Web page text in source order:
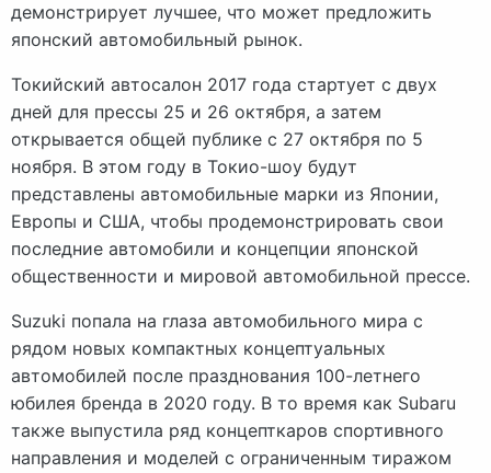
демонстрирует лучшее, что может предложить
японский автомобильный рынок.
Токийский автосалон 2017 года стартует с двух
дней для прессы 25 и 26 октября, а затем
открывается общей публике с 27 октября по 5
ноября. В этом году в Токио-шоу будут
представлены автомобильные марки из Японии,
Европы и США, чтобы продемонстрировать свои
последние автомобили и концепции японской
общественности и мировой автомобильной прессе.
Suzuki попала на глаза автомобильного мира с
рядом новых компактных концептуальных
автомобилей после празднования 100-летнего
юбилея бренда в 2020 году. В то время как Subaru
также выпустила ряд концепткаров спортивного
направления и моделей с ограниченным тиражом